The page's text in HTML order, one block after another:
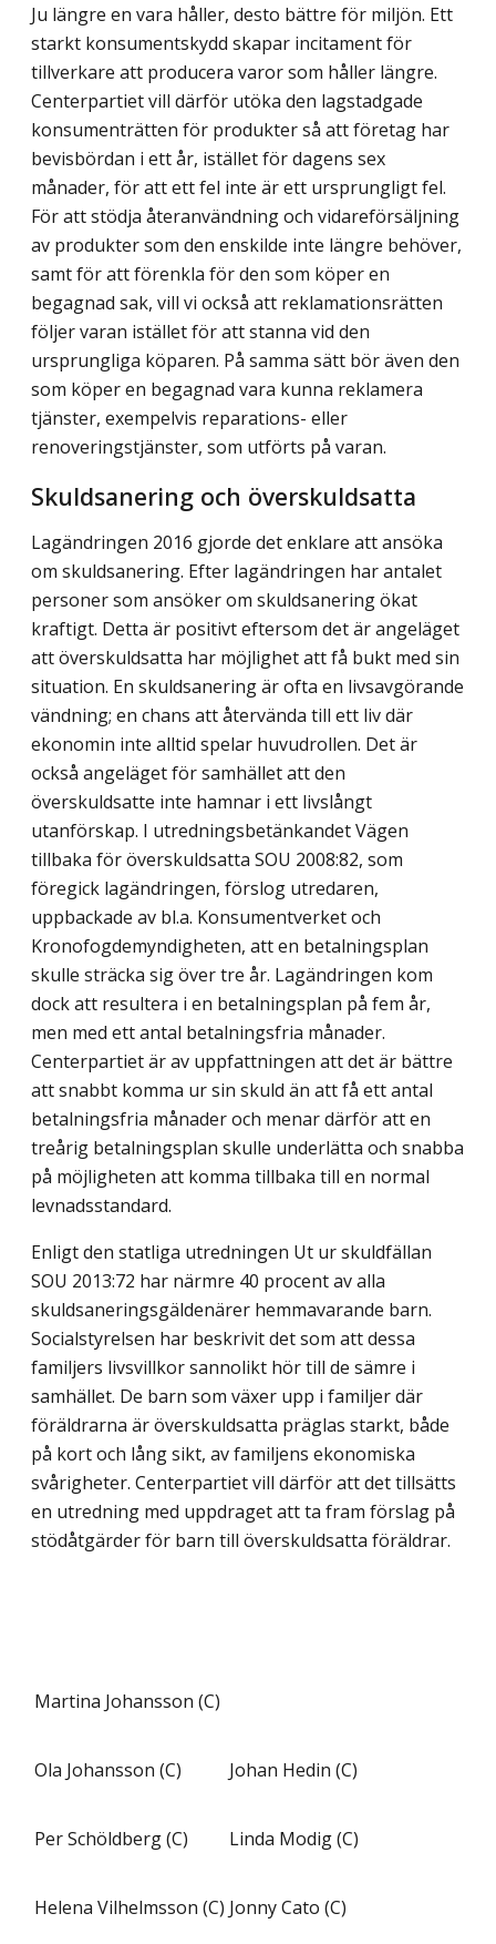
Ju längre en vara håller, desto bättre för miljön. Ett
starkt konsumentskydd skapar incitament för
tillverkare att producera varor som håller längre.
Centerpartiet vill därför utöka den lagstadgade
konsumenträtten för produkter så att företag har
bevisbördan i ett år, istället för dagens sex
månader, för att ett fel inte är ett ursprungligt fel.
För att stödja återanvändning och vidareförsäljning
av produkter som den enskilde inte längre behöver,
samt för att förenkla för den som köper en
begagnad sak, vill vi också att reklamationsrätten
följer varan istället för att stanna vid den
ursprungliga köparen. På samma sätt bör även den
som köper en begagnad vara kunna reklamera
tjänster, exempelvis reparations- eller
renoveringstjänster, som utförts på varan.
Skuldsanering och överskuldsatta
Lagändringen 2016 gjorde det enklare att ansöka
om skuldsanering. Efter lagändringen har antalet
personer som ansöker om skuldsanering ökat
kraftigt. Detta är positivt eftersom det är angeläget
att överskuldsatta har möjlighet att få bukt med sin
situation. En skuldsanering är ofta en livsavgörande
vändning; en chans att återvända till ett liv där
ekonomin inte alltid spelar huvudrollen. Det är
också angeläget för samhället att den
överskuldsatte inte hamnar i ett livslångt
utanförskap. I utredningsbetänkandet Vägen
tillbaka för överskuldsatta SOU 2008:82, som
föregick lagändringen, förslog utredaren,
uppbackade av bl.a. Konsumentverket och
Kronofogdemyndigheten, att en betalnings­plan
skulle sträcka sig över tre år. Lagändringen kom
dock att resultera i en betalnings­plan på fem år,
men med ett antal betalningsfria månader.
Centerpartiet är av upp­fattningen att det är bättre
att snabbt komma ur sin skuld än att få ett antal
betalningsfria månader och menar därför att en
treårig betalningsplan skulle underlätta och snabba
på möjligheten att komma tillbaka till en normal
levnadsstandard.
Enligt den statliga utredningen Ut ur skuldfällan
SOU 2013:72 har närmre 40 procent av alla
skuldsaneringsgäldenärer hemmavarande barn.
Socialstyrelsen har beskrivit det som att dessa
familjers livsvillkor sannolikt hör till de sämre i
samhället. De barn som växer upp i familjer där
föräldrarna är överskuldsatta präglas starkt, både
på kort och lång sikt, av familjens ekonomiska
svårigheter. Centerpartiet vill därför att det tillsätts
en utredning med uppdraget att ta fram förslag på
stödåtgärder för barn till överskuldsatta föräldrar.
Martina Johansson (C)
Ola Johansson (C) Johan Hedin (C)
Per Schöldberg (C) Linda Modig (C)
Helena Vilhelmsson (C) Jonny Cato (C)